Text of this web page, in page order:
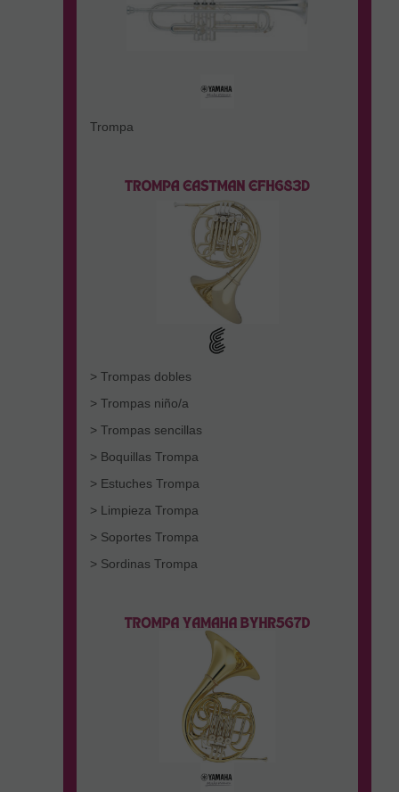
Trompa
> Trompas dobles
> Trompas niño/a
> Trompas sencillas
> Boquillas Trompa
> Estuches Trompa
> Limpieza Trompa
> Soportes Trompa
> Sordinas Trompa